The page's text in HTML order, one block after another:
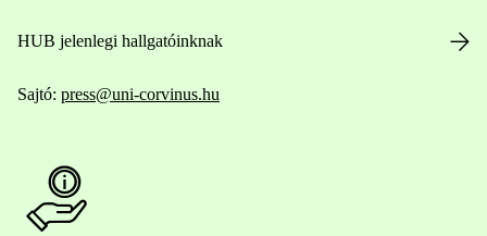
HUB jelenlegi hallgatóinknak
Sajtó: press@uni-corvinus.hu